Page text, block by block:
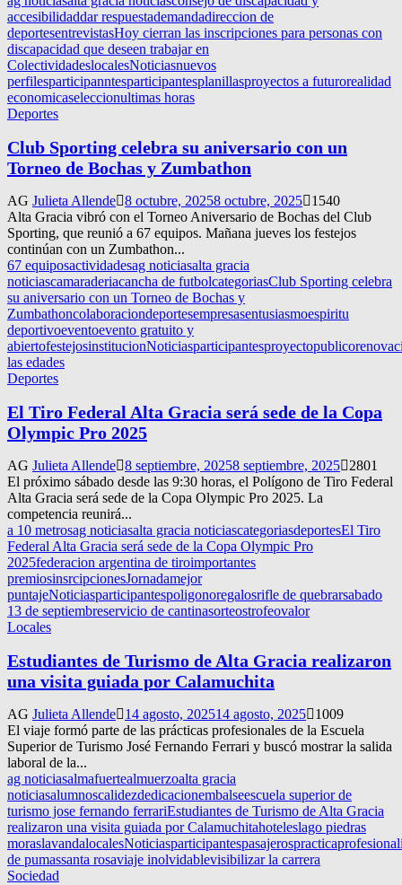
accesibilidaddar respuestademandadireccion de
deportesentrevistasHoy cierran las inscripciones para personas con
discapacidad que deseen trabajar en
ColectividadeslocalesNoticiasnuevos
perfilesparticipanntesparticipantesplanillasproyectos a futurorealidad
economicaseleccionultimas horas
Deportes
Club Sporting celebra su aniversario con un
Torneo de Bochas y Zumbathon
AG Julieta Allende 8 octubre, 20258 octubre, 2025
1540
Alta Gracia vibró con el Torneo Aniversario de Bochas del Club
Sporting, que reunió a 67 equipos. Mañana jueves los festejos
continúan con un Zumbathon...
67 equiposactividadesag noticiasalta gracia
noticiascamaraderiacancha de futbolcategoriasClub Sporting celebra
su aniversario con un Torneo de Bochas y
Zumbathoncolaboraciondeportesempresasentusiasmoespiritu
deportivoeventoevento gratuito y
abiertofestejosinstitucionNoticiasparticipantesproyectopublico
las edades
Deportes
El Tiro Federal Alta Gracia será sede de la Copa
Olympic Pro 2025
AG Julieta Allende 8 septiembre, 20258 septiembre, 2025
2801
El próximo sábado desde las 9:30 horas, el Polígono de Tiro Federal
Alta Gracia será sede de la Copa Olympic Pro 2025. La
competencia reunirá...
a 10 metrosag noticiasalta gracia noticiascategoriasdeportesEl Tiro
Federal Alta Gracia será sede de la Copa Olympic Pro
2025federacion argentina de tiroimportantes
premiosinsrcipcionesJornadamejor
puntajeNoticiasparticipantespoligonoregalosrifle de quebrarsabado
13 de septiembreservicio de cantinasorteostrofeovalor
Locales
Estudiantes de Turismo de Alta Gracia realizaron
una visita guiada por Calamuchita
AG Julieta Allende 14 agosto, 202514 agosto, 2025
1009
El viaje formó parte de las prácticas profesionales de la Escuela
Superior de Turismo José Fernando Ferrari y buscó mostrar la salida
laboral de la...
ag noticiasalmafuertealmuerzoalta gracia
noticiasalumnoscalidezdedicacionembalseescuela superior de
turismo jose fernando ferrariEstudiantes de Turismo de Alta Gracia
realizaron una visita guiada por Calamuchitahoteleslago piedras
moraslavandalocalesNoticiasparticipantespasajerospractica
de pumassanta rosaviaje inolvidablevisibilizar la carrera
Sociedad